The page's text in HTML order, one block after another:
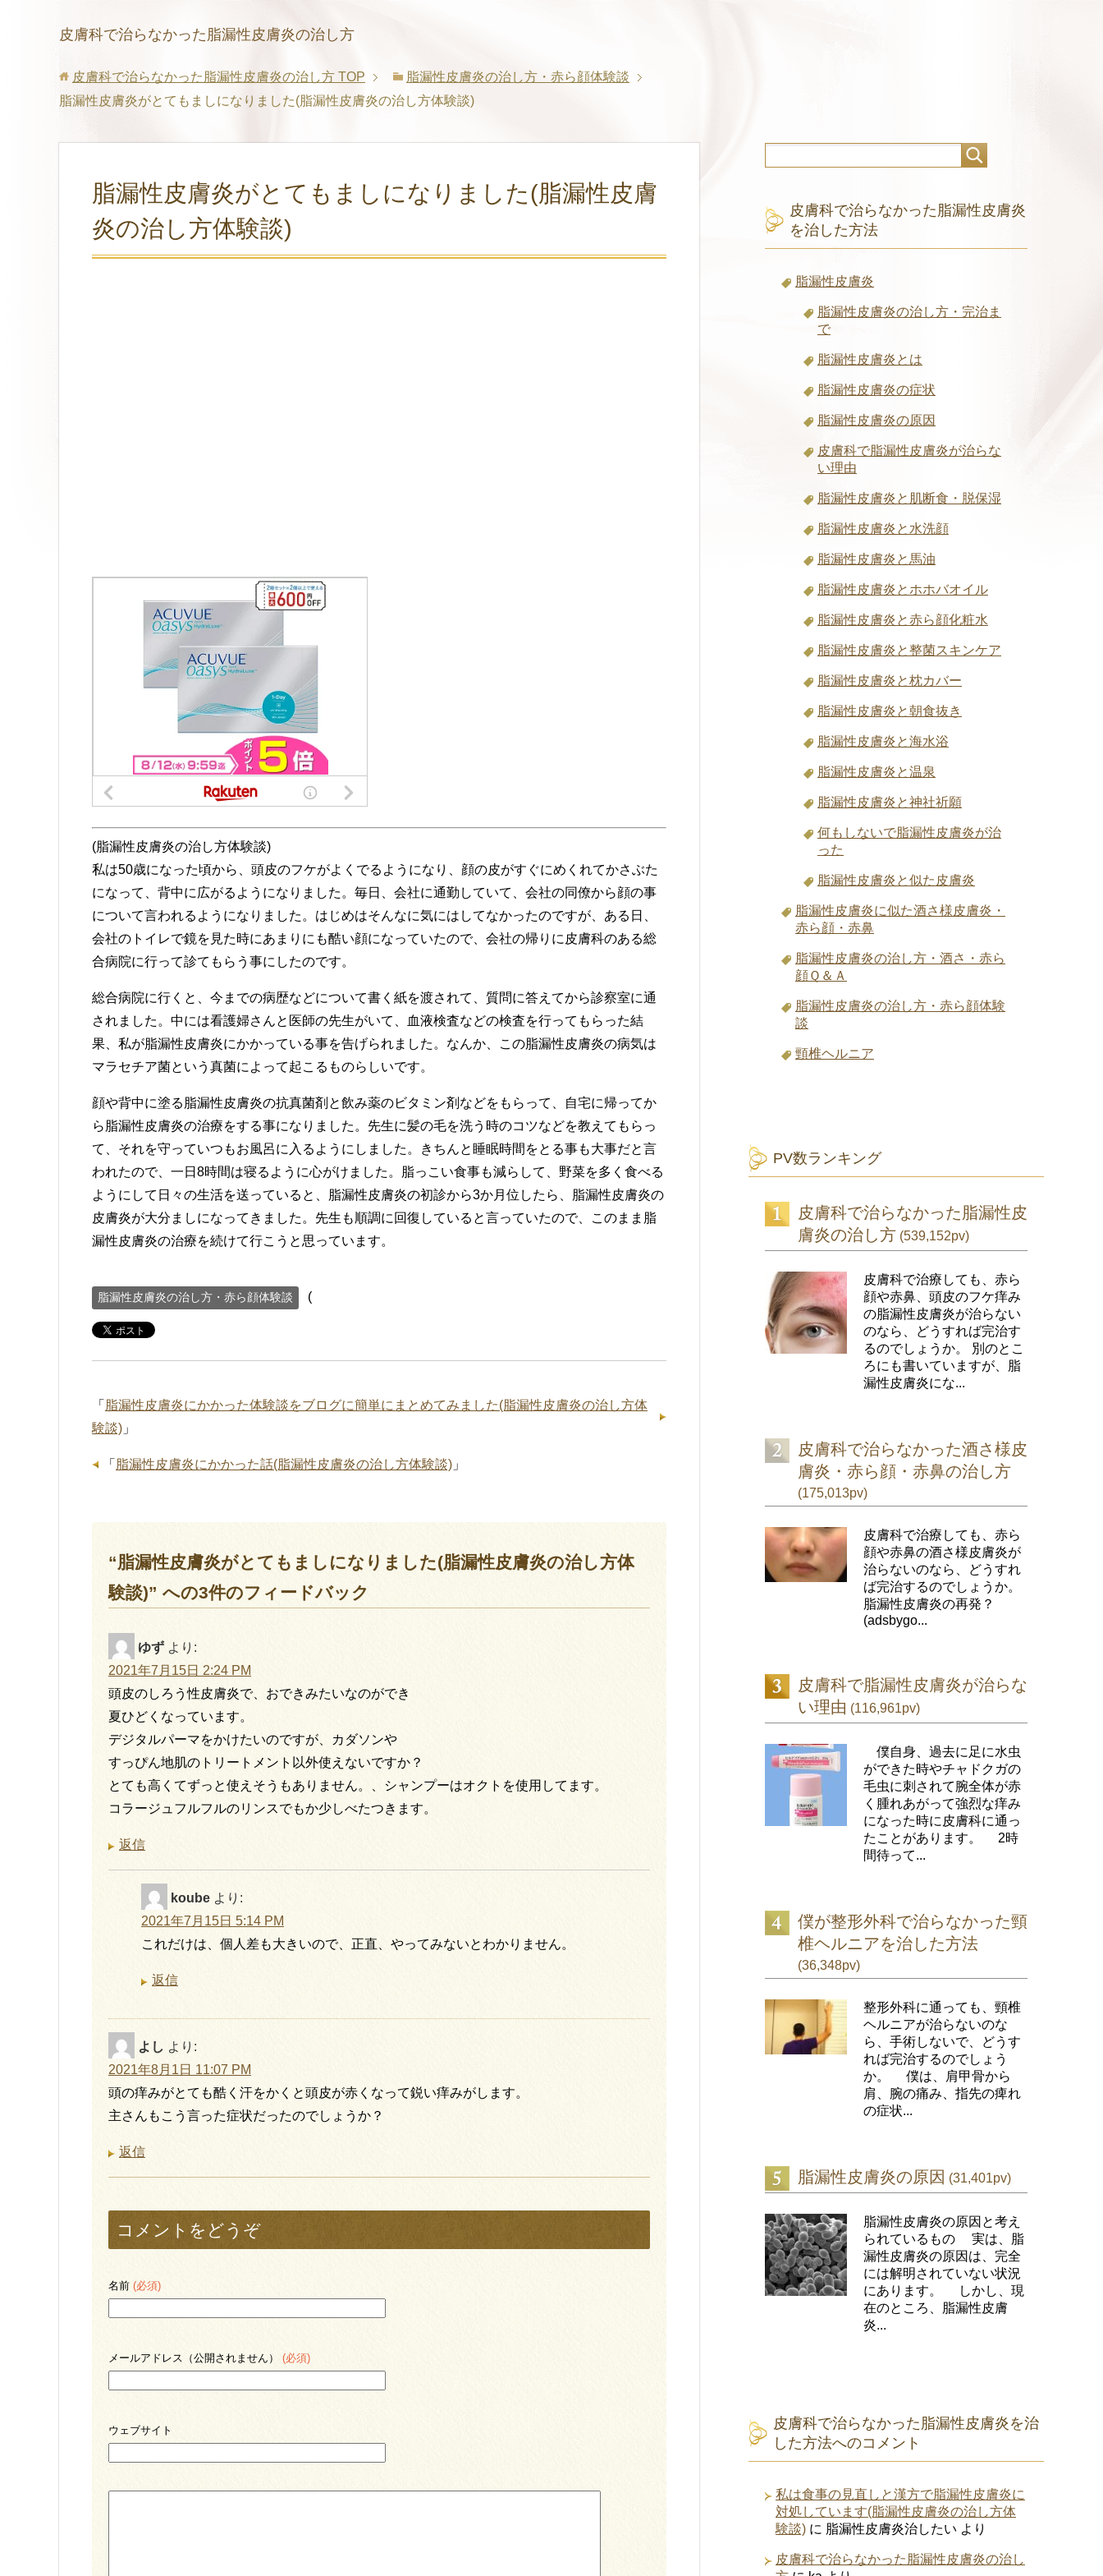
皮膚科で治らなかった脂漏性皮膚炎の治し方
皮膚科で治らなかった脂漏性皮膚炎の治し方 TOP
脂漏性皮膚炎の治し方・赤ら顔体験談
脂漏性皮膚炎がとてもましになりました(脂漏性皮膚炎の治し方体験談)
脂漏性皮膚炎がとてもましになりました(脂漏性皮膚
炎の治し方体験談)
(脂漏性皮膚炎の治し方体験談)
私は50歳になった頃から、頭皮のフケがよくでるようになり、顔の皮がすぐにめくれてかさぶた
になって、背中に広がるようになりました。毎日、会社に通勤していて、会社の同僚から顔の事
について言われるようになりました。はじめはそんなに気にはしてなかったのですが、ある日、
会社のトイレで鏡を見た時にあまりにも酷い顔になっていたので、会社の帰りに皮膚科のある総
合病院に行って診てもらう事にしたのです。
総合病院に行くと、今までの病歴などについて書く紙を渡されて、質問に答えてから診察室に通
されました。中には看護婦さんと医師の先生がいて、血液検査などの検査を行ってもらった結
果、私が脂漏性皮膚炎にかかっている事を告げられました。なんか、この脂漏性皮膚炎の病気は
マラセチア菌という真菌によって起こるものらしいです。
顔や背中に塗る脂漏性皮膚炎の抗真菌剤と飲み薬のビタミン剤などをもらって、自宅に帰ってか
ら脂漏性皮膚炎の治療をする事になりました。先生に髪の毛を洗う時のコツなどを教えてもらっ
て、それを守っていつもお風呂に入るようにしました。きちんと睡眠時間をとる事も大事だと言
われたので、一日8時間は寝るように心がけました。脂っこい食事も減らして、野菜を多く食べる
ようにして日々の生活を送っていると、脂漏性皮膚炎の初診から3か月位したら、脂漏性皮膚炎の
皮膚炎が大分ましになってきました。先生も順調に回復していると言っていたので、このまま脂
漏性皮膚炎の治療を続けて行こうと思っています。
脂漏性皮膚炎の治し方・赤ら顔体験談 (
「 脂漏性皮膚炎にかかった体験談をブログに簡単にまとめてみました(脂漏性皮膚炎の治し方体
験談) 」
「 脂漏性皮膚炎にかかった話(脂漏性皮膚炎の治し方体験談) 」
“脂漏性皮膚炎がとてもましになりました(脂漏性皮膚炎の治し方体
験談)” への3件のフィードバック
ゆず より:
2021年7月15日 2:24 PM
頭皮のしろう性皮膚炎で、おできみたいなのができ
夏ひどくなっています。
デジタルパーマをかけたいのですが、カダソンや
すっぴん地肌のトリートメント以外使えないですか？
とても高くてずっと使えそうもありません。、シャンプーはオクトを使用してます。
コラージュフルフルのリンスでもか少しべたつきます。
返信
koube より:
2021年7月15日 5:14 PM
これだけは、個人差も大きいので、正直、やってみないとわかりません。
返信
よし より:
2021年8月1日 11:07 PM
頭の痒みがとても酷く汗をかくと頭皮が赤くなって鋭い痒みがします。
主さんもこう言った症状だったのでしょうか？
返信
コメントをどうぞ
名前 (必須)
メールアドレス（公開されません） (必須)
ウェブサイト
皮膚科で治らなかった脂漏性皮膚炎
を治した方法
脂漏性皮膚炎
脂漏性皮膚炎の治し方・完治ま
で
脂漏性皮膚炎とは
脂漏性皮膚炎の症状
脂漏性皮膚炎の原因
皮膚科で脂漏性皮膚炎が治らな
い理由
脂漏性皮膚炎と肌断食・脱保湿
脂漏性皮膚炎と水洗顔
脂漏性皮膚炎と馬油
脂漏性皮膚炎とホホバオイル
脂漏性皮膚炎と赤ら顔化粧水
脂漏性皮膚炎と整菌スキンケア
脂漏性皮膚炎と枕カバー
脂漏性皮膚炎と朝食抜き
脂漏性皮膚炎と海水浴
脂漏性皮膚炎と温泉
脂漏性皮膚炎と神社祈願
何もしないで脂漏性皮膚炎が治
った
脂漏性皮膚炎と似た皮膚炎
脂漏性皮膚炎に似た酒さ様皮膚炎・
赤ら顔・赤鼻
脂漏性皮膚炎の治し方・酒さ・赤ら
顔Ｑ＆Ａ
脂漏性皮膚炎の治し方・赤ら顔体験
談
頸椎ヘルニア
PV数ランキング
皮膚科で治らなかった脂漏性皮
膚炎の治し方 (539,152pv)
皮膚科で治療しても、赤ら
顔や赤鼻、頭皮のフケ痒み
の脂漏性皮膚炎が治らない
のなら、どうすれば完治す
るのでしょうか。 別のとこ
ろにも書いていますが、脂
漏性皮膚炎にな...
皮膚科で治らなかった酒さ様皮
膚炎・赤ら顔・赤鼻の治し方
(175,013pv)
皮膚科で治療しても、赤ら
顔や赤鼻の酒さ様皮膚炎が
治らないのなら、どうすれ
ば完治するのでしょうか。
脂漏性皮膚炎の再発？
(adsbygo...
皮膚科で脂漏性皮膚炎が治らな
い理由 (116,961pv)
僕自身、過去に足に水虫
ができた時やチャドクガの
毛虫に刺されて腕全体が赤
く腫れあがって強烈な痒み
になった時に皮膚科に通っ
たことがあります。 2時
間待って...
僕が整形外科で治らなかった頸
椎ヘルニアを治した方法
(36,348pv)
整形外科に通っても、頸椎
ヘルニアが治らないのな
ら、手術しないで、どうす
れば完治するのでしょう
か。 僕は、肩甲骨から
肩、腕の痛み、指先の痺れ
の症状...
脂漏性皮膚炎の原因 (31,401pv)
脂漏性皮膚炎の原因と考え
られているもの 実は、脂
漏性皮膚炎の原因は、完全
には解明されていない状況
にあります。 しかし、現
在のところ、脂漏性皮膚
炎...
皮膚科で治らなかった脂漏性皮膚炎を治
した方法へのコメント
私は食事の見直しと漢方で脂漏性皮膚炎に
対処しています(脂漏性皮膚炎の治し方体
験談) に 脂漏性皮膚炎治したい より
皮膚科で治らなかった脂漏性皮膚炎の治し